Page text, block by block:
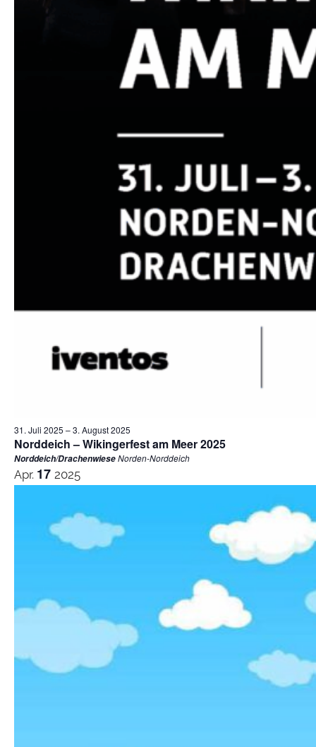
31. Juli 2025 –3. August 2025
Norddeich – Wikingerfest am Meer 2025
Norddeich/DrachenwieseNorden-Norddeich
Apr. 17 2025